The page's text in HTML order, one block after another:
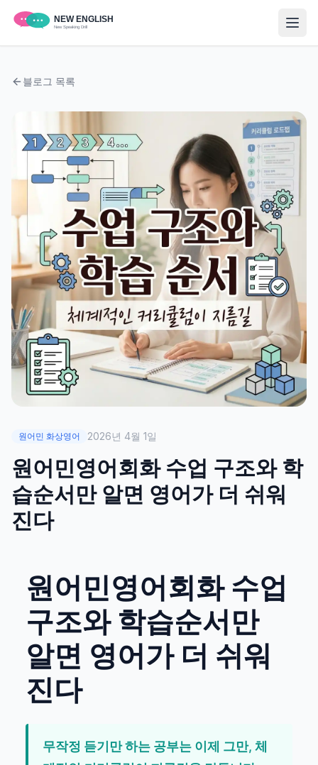
블로그 목록
원어민 화상영어 2026년 4월 1일
원어민영어회화 수업 구조와 학
습순서만 알면 영어가 더 쉬워
진다
원어민영어회화 수업
구조와 학습순서만
알면 영어가 더 쉬워
진다
무작정 듣기만 하는 공부는 이제 그만, 체